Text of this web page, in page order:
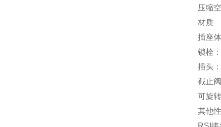
压缩
材质
插座
锁栓
插头
截止
可旋
其他